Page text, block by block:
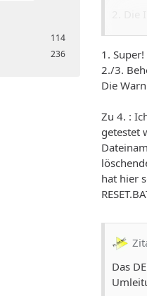
114
236
3. In
4. ---
Rainer
1. Super!
2./3.
Die
Zu 4. :
getestet
hat hier
Das